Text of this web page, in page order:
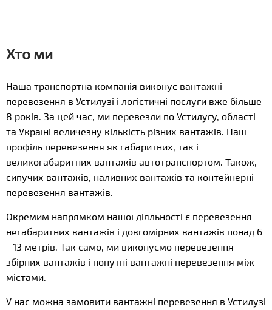
Хто ми
Наша транспортна компанія виконує вантажні
перевезення в Устилузі і логістичні послуги вже більше
8 років. За цей час, ми перевезли по Устилугу, області
та Україні величезну кількість різних вантажів. Наш
профіль перевезення як габаритних, так і
великогабаритних вантажів автотранспортом. Також,
сипучих вантажів, наливних вантажів та контейнерні
перевезення вантажів.
Окремим напрямком нашої діяльності є перевезення
негабаритних вантажів і довгомірних вантажів понад 6
- 13 метрів. Так само, ми виконуємо перевезення
збірних вантажів і попутні вантажні перевезення між
містами.
У нас можна замовити вантажні перевезення в Устилузі